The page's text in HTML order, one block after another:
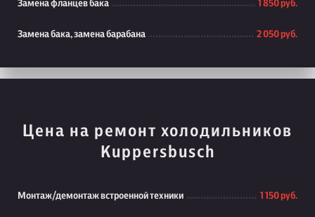
Замена фланцев бака 1 850 руб.
Замена бака, замена барабана 2 050 руб.
Цена на ремонт холодильников
Kuppersbusch
Монтаж/демонтаж встроенной техники 1 150 руб.